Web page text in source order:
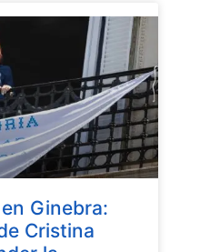
Ginebra:
Cristina